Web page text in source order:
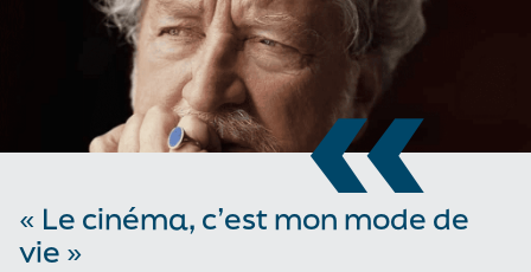
«
« Le cinéma, c’est mon mode de
vie »